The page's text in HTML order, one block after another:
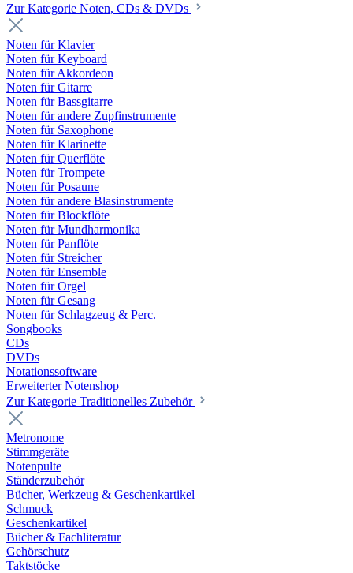
Zur Kategorie Noten, CDs & DVDs
Noten für Klavier
Noten für Keyboard
Noten für Akkordeon
Noten für Gitarre
Noten für Bassgitarre
Noten für andere Zupfinstrumente
Noten für Saxophone
Noten für Klarinette
Noten für Querflöte
Noten für Trompete
Noten für Posaune
Noten für andere Blasinstrumente
Noten für Blockflöte
Noten für Mundharmonika
Noten für Panflöte
Noten für Streicher
Noten für Ensemble
Noten für Orgel
Noten für Gesang
Noten für Schlagzeug & Perc.
Songbooks
CDs
DVDs
Notationssoftware
Erweiterter Notenshop
Zur Kategorie Traditionelles Zubehör
Metronome
Stimmgeräte
Notenpulte
Ständerzubehör
Bücher, Werkzeug & Geschenkartikel
Schmuck
Geschenkartikel
Bücher & Fachliteratur
Gehörschutz
Taktstöcke